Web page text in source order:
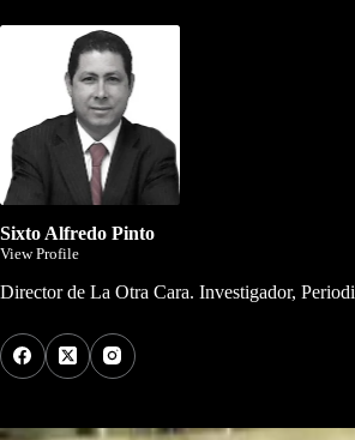
Sixto Alfredo Pinto
View Profile
Director de La Otra Cara. Investigador,